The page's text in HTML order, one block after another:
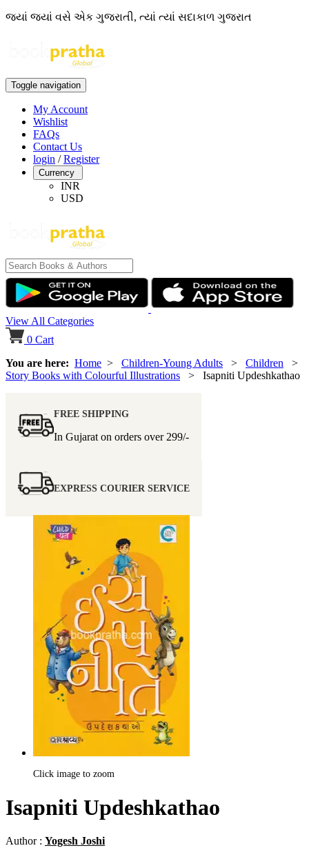
જ્યાં જ્યાં વસે એક ગુજરાતી, ત્યાં ત્યાં સદાકાળ ગુજરાત
Toggle navigation
My Account
Wishlist
FAQs
Contact Us
login /Register
Currency
INR
USD
View All Categories
0 Cart
You are here: Home > Children-Young Adults > Children >
Story Books with Colourful Illustrations > Isapniti Updeshkathao
FREE SHIPPING
In Gujarat on orders over 299/-
EXPRESS COURIER SERVICE
Click image to zoom
Isapniti Updeshkathao
Author : Yogesh Joshi